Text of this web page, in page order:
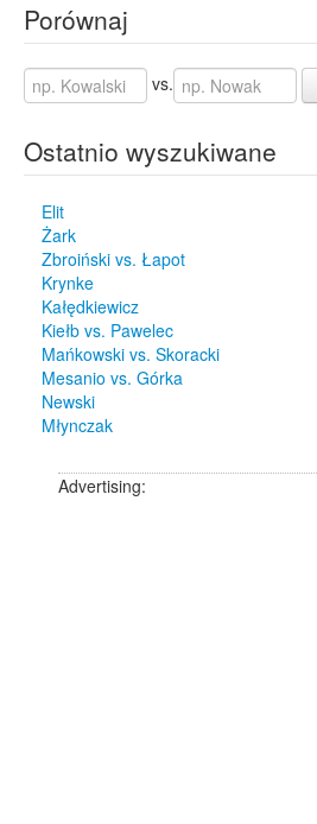
Porównaj
vs.
Ostatnio wyszukiwane
Elit
Żark
Zbroiński vs. Łapot
Krynke
Kałędkiewicz
Kiełb vs. Pawelec
Mańkowski vs. Skoracki
Mesanio vs. Górka
Newski
Młynczak
Advertising: